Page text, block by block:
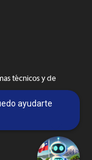
técnicos y de
ayudarte